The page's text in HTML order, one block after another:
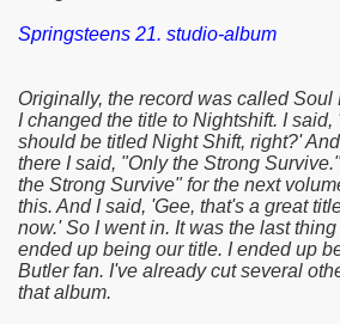
Springsteens 21. studio-album
Originally, the record was called Soul
I changed the title to Nightshift. I said,
should be titled Night Shift, right?'
there I said, "Only the Strong
the Strong Survive" for the next
this. And I said, 'Gee, that's a great
now.' So I went in. It was the last
ended up being our title. I ended up
Butler fan. I've already cut several
that album.